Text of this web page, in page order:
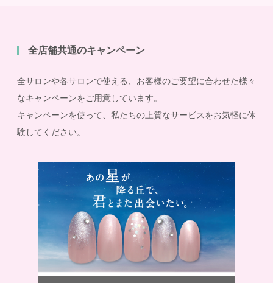
全店舗共通のキャンペーン
全サロンや各サロンで使える、お客様のご要望に合わせた様々
なキャンペーンをご用意しています。
キャンペーンを使って、私たちの上質なサービスをお気軽に体
験してください。